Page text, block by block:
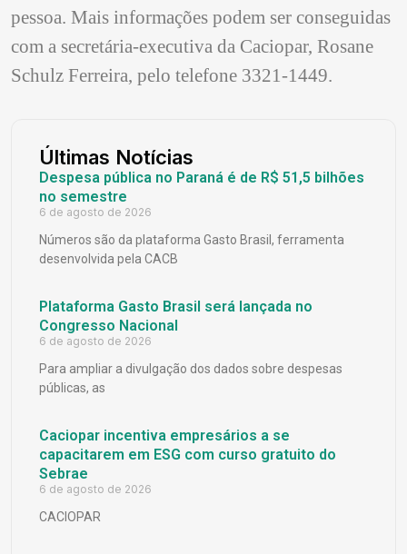
pessoa. Mais informações podem ser conseguidas
com a secretária-executiva da Caciopar, Rosane
Schulz Ferreira, pelo telefone 3321-1449.
Últimas Notícias
Despesa pública no Paraná é de R$ 51,5 bilhões
no semestre
6 de agosto de 2026
Números são da plataforma Gasto Brasil, ferramenta
desenvolvida pela CACB
Plataforma Gasto Brasil será lançada no
Congresso Nacional
6 de agosto de 2026
Para ampliar a divulgação dos dados sobre despesas
públicas, as
Caciopar incentiva empresários a se
capacitarem em ESG com curso gratuito do
Sebrae
6 de agosto de 2026
CACIOPAR